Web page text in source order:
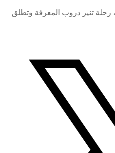
رحلة تنير دروب المعرفة وتطلق